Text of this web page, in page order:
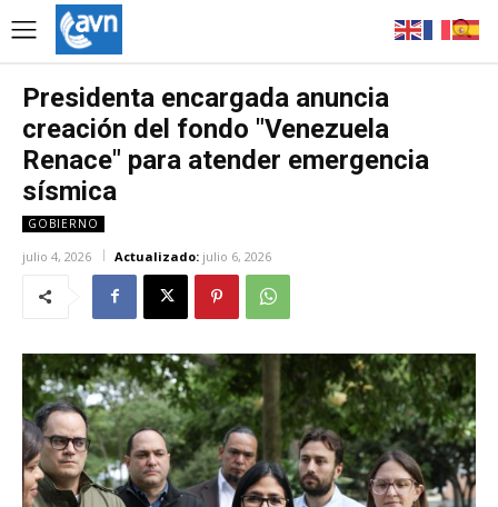
Presidenta encargada anuncia
creación del fondo "Venezuela
Renace" para atender emergencia
sísmica
GOBIERNO
julio 4, 2026 Actualizado: julio 6, 2026